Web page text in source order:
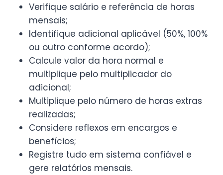
Verifique salário e referência de horas
mensais;
Identifique adicional aplicável (50%, 100%
ou outro conforme acordo);
Calcule valor da hora normal e
multiplique pelo multiplicador do
adicional;
Multiplique pelo número de horas extras
realizadas;
Considere reflexos em encargos e
benefícios;
Registre tudo em sistema confiável e
gere relatórios mensais.